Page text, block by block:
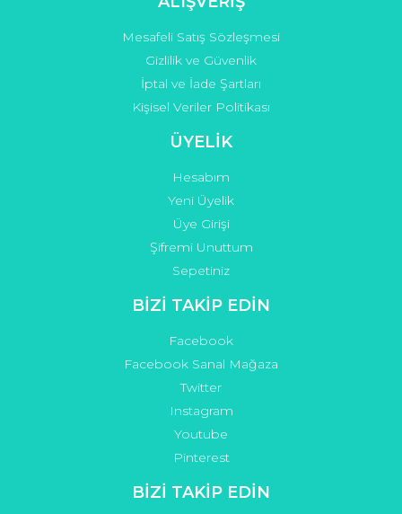
Mesafeli Satış Sözleşmesi
Gizlilik ve Güvenlik
İptal ve İade Şartları
Kişisel Veriler Politikası
ÜYELİK
Hesabım
Yeni Üyelik
Üye Girişi
Şifremi Unuttum
Sepetiniz
BİZİ TAKİP EDİN
Facebook
Facebook Sanal Mağaza
Twitter
Instagram
Youtube
Pinterest
BİZİ TAKİP EDİN